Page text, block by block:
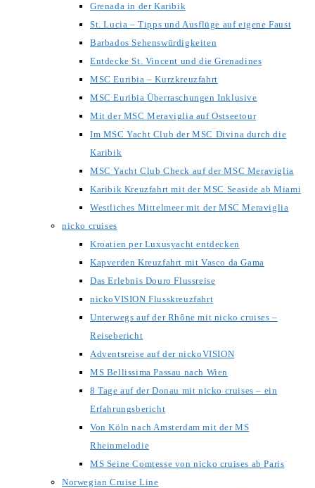
Grenada in der Karibik
St. Lucia – Tipps und Ausflüge auf eigene Faust
Barbados Sehenswürdigkeiten
Entdecke St. Vincent und die Grenadines
MSC Euribia – Kurzkreuzfahrt
MSC Euribia Überraschungen Inklusive
Mit der MSC Meraviglia auf Ostseetour
Im MSC Yacht Club der MSC Divina durch die
Karibik
MSC Yacht Club Check auf der MSC Meraviglia
Karibik Kreuzfahrt mit der MSC Seaside ab Miami
Westliches Mittelmeer mit der MSC Meraviglia
nicko cruises
Kroatien per Luxusyacht entdecken
Kapverden Kreuzfahrt mit Vasco da Gama
Das Erlebnis Douro Flussreise
nickoVISION Flusskreuzfahrt
Unterwegs auf der Rhône mit nicko cruises –
Reisebericht
Adventsreise auf der nickoVISION
MS Bellissima Passau nach Wien
8 Tage auf der Donau mit nicko cruises – ein
Erfahrungsbericht
Von Köln nach Amsterdam mit der MS
Rheinmelodie
MS Seine Comtesse von nicko cruises ab Paris
Norwegian Cruise Line